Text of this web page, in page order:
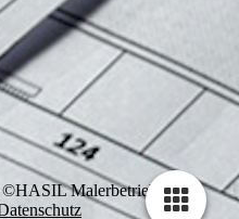
Malerbetrieb 2026